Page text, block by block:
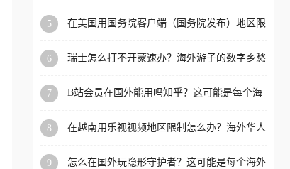
扰。
5
在美国用国务院客户端（国务院发布）地区限
6
瑞士怎么打不开蒙速办？海外游子的数字乡愁
7
B站会员在国外能用吗知乎？这可能是每个海
8
在越南用乐视视频地区限制怎么办？海外华人
9
怎么在国外玩隐形守护者？这可能是每个海外